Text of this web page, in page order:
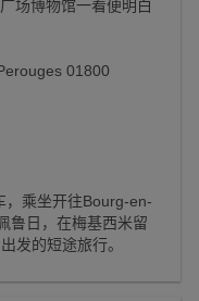
场博物馆一看便明白
01800
乘坐开往Bourg-en-
鲁日，在梅基西米留
发的短途旅行。